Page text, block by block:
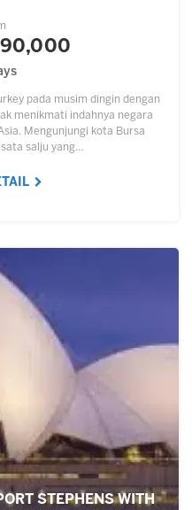
pada musim dingin dengan
menikmati indahnya negara
Mengunjungi kota Bursa
salju yang…
STEPHENS WITH